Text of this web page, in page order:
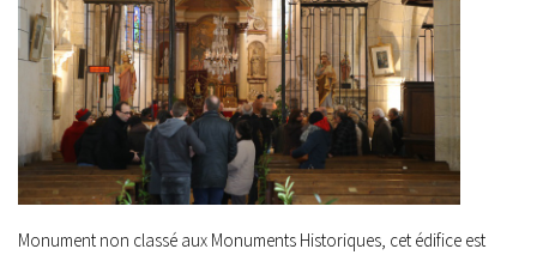
Monument non classé aux Monuments Historiques, cet édifice est